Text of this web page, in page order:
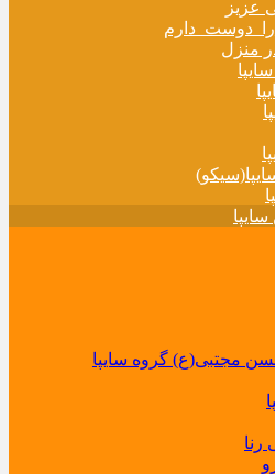
عزیز
منزل
رنا